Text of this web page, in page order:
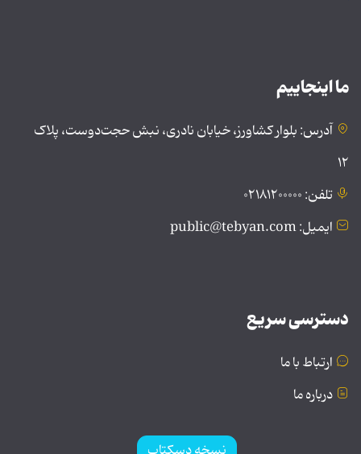
ما اینجاییم
آدرس: بلوار کشاورز، خیابان نادری، نبش حجت‌دوست، پلاک
۱۲
تلفن: ۰۲۱۸۱۲۰۰۰۰۰
ایمیل: public@tebyan.com
دسترسی سریع
ارتباط با ما
درباره ما